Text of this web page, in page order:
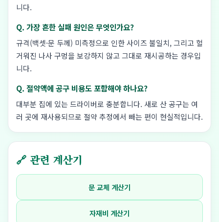
니다.
Q. 가장 흔한 실패 원인은 무엇인가요?
규격(백셋·문 두께) 미측정으로 인한 사이즈 불일치, 그리고 헐
거워진 나사 구멍을 보강하지 않고 그대로 재시공하는 경우입
니다.
Q. 절약액에 공구 비용도 포함해야 하나요?
대부분 집에 있는 드라이버로 충분합니다. 새로 산 공구는 여
러 곳에 재사용되므로 절약 추정에서 빼는 편이 현실적입니다.
🔗 관련 계산기
문 교체 계산기
자재비 계산기